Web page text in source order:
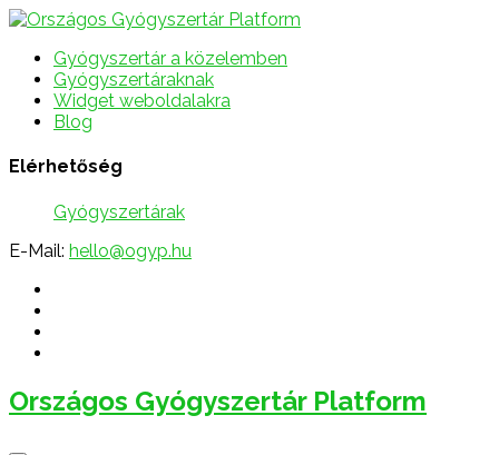
Gyógyszertár a közelemben
Gyógyszertáraknak
Widget weboldalakra
Blog
Elérhetőség
Gyógyszertárak
E-Mail: hello@ogyp.hu
Országos Gyógyszertár Platform